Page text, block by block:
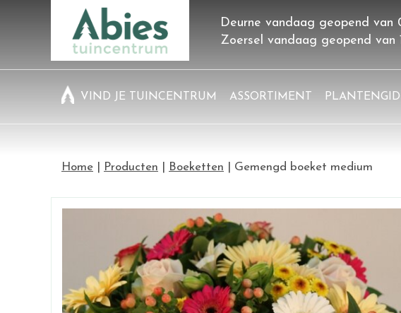
Home Producten Boeketten Gemengd boeket medium
Deurne vandaag geopend van
Zoersel vandaag geopend van
VIND JE TUINCENTRUM ASSORTIMENT